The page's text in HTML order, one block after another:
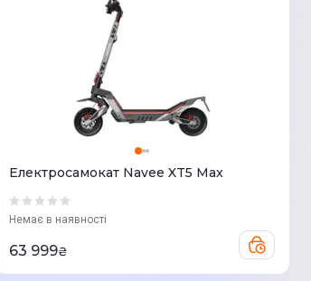
Електросамокат Navee XT5 Max
Немає в наявності
63 999₴